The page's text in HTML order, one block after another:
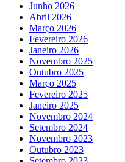
Junho 2026
Abril 2026
Março 2026
Fevereiro 2026
Janeiro 2026
Novembro 2025
Outubro 2025
Março 2025
Fevereiro 2025
Janeiro 2025
Novembro 2024
Setembro 2024
Novembro 2023
Outubro 2023